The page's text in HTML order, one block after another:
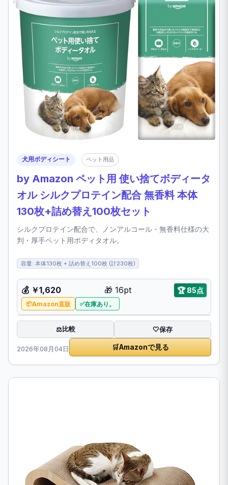
犬用ボディシート ペット用品
by Amazon ペット用 使い捨てボディータ
オル シルクプロテイン配合 無香料 本体
130枚+詰め替え100枚セット
シルクプロテイン配合で、ノンアルコール・無香料仕様の大
判・厚手ペット用ボディタオル。
容量: 本体130枚 + 詰め替え100枚 (計230枚)
💰 ￥1,620 🎁 16pt 🏆 85点
Amazon直販 在庫あり。
⚖️比較 🤍保存
2026年08月04日 🛒Amazonで見る